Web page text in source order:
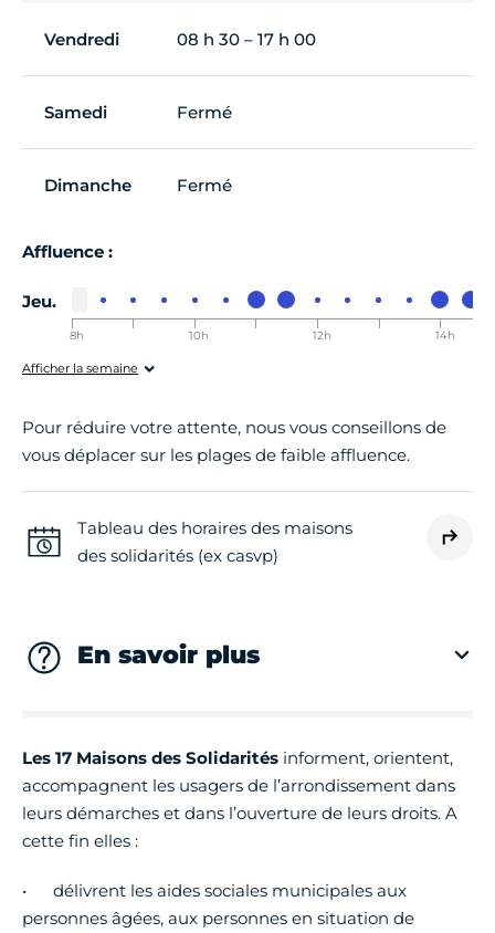
Vendredi 08 h 30 – 17 h 00
Samedi Fermé
Dimanche Fermé
Affluence :
Jeu.
8h
00-8h30 10h
00-10h30 12h
00-12h30 14h
00-14h30
Afficher la semaine
Pour réduire votre attente, nous vous conseillons de
vous déplacer sur les plages de faible affluence.
Tableau des horaires des maisons
des solidarités (ex casvp)
En savoir plus
Les 17 Maisons des Solidarités informent, orientent,
accompagnent les usagers de l’arrondissement dans
leurs démarches et dans l’ouverture de leurs droits. A
cette fin elles :
• délivrent les aides sociales municipales aux
personnes âgées, aux personnes en situation de